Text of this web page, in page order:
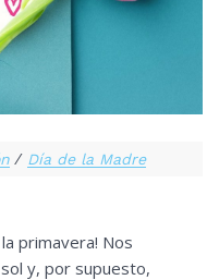
Día de la Madre
primavera! Nos
y, por supuesto,